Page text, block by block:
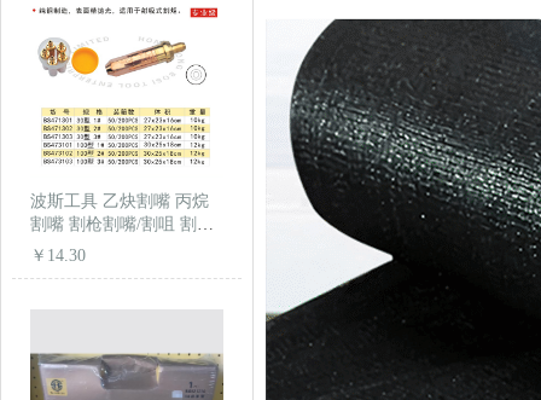
波斯工具 乙炔割嘴 丙烷
割嘴 割枪割嘴/割咀 割嘴
30型 100型
￥14.30